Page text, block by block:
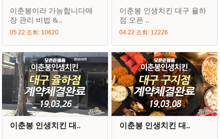
이춘봉이라 가능합니다매
장 관리 비법 &..
05.22 조회: 10620
이춘봉 인생치킨 대구 율하
점 오픈 ..
04.22 조회: 12226
이춘봉 인생치킨 대.. 이춘봉 인생치킨 대..